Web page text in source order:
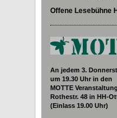
Offene Lesebühne
An jedem 3.
um 19.30 Uhr in den
MOTTE
Rothestr. 48 in HH-
(Einlass 19.00 Uhr)